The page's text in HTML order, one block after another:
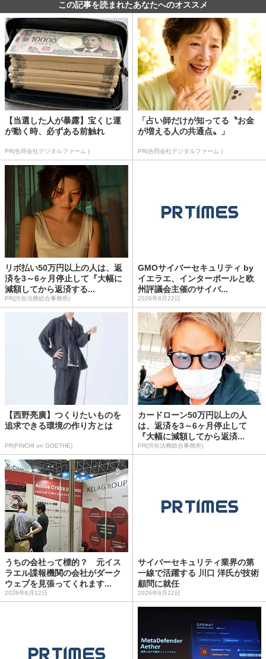
この記事を読まれたあなたへのオススメ
【当選した人が暴露】宝くじ運
が動く時、必ずある前触れ
PR(合同会社デジタルファーム )
「占い師だけが知ってる〝お金
が増える人の共通点〟」
PR(合同会社デジタルファーム )
リボ払い50万円以上の人は、返
済を3～6ヶ月停止して『大幅に
減額してから返済する...
PR(渋谷法務総合事務所)
GMOサイバーセキュリティ by
イエラエ、インターポールと欧
州評議会主催のサイバ...
2026年6月22日
【西野亮廣】つくりたいものを
追求できる環境の作り方とは
PR(FINCHI on GOETHE)
カードローン50万円以上の人
は、返済を3～6ヶ月停止して
『大幅に減額してから返済...
PR(渋谷法務総合事務所)
うちの会社って標的？ 元イス
ラエル諜報機関の会社がダーク
ウェブを見張ってくれます...
2026年6月12日
サイバーセキュリティ業界の第
一線で活躍する 川口 洋氏が技術
顧問に就任
2026年6月22日